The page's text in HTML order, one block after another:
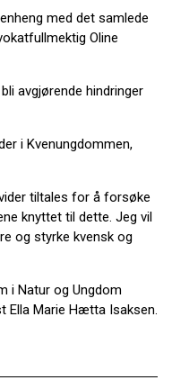
med det samlede
Oline
avgjørende hindringer
i Kvenungdommen,
tiltales for å forsøke
knyttet til dette. Jeg vil
og styrke kvensk og
i Natur og Ungdom
Ella Marie Hætta Isaksen.